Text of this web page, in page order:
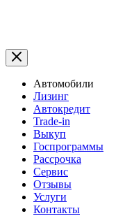
Автомобили
Лизинг
Автокредит
Trade-in
Выкуп
Госпрограммы
Рассрочка
Сервис
Отзывы
Услуги
Контакты